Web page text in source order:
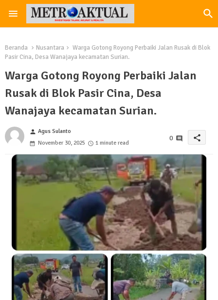
Beranda Nusantara
Warga Gotong Royong Perbaiki Jalan Rusak di Blok
Pasir Cina, Desa Wanajaya kecamatan Surian.
Warga Gotong Royong Perbaiki Jalan
Rusak di Blok Pasir Cina, Desa
Wanajaya kecamatan Surian.
person Agus Sulanto
November 30, 2025
1 minute read
0 share